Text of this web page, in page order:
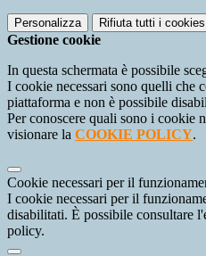
Personalizza Rifiuta tutti i cookies
Gestione cookie
In questa schermata è possibile
I cookie necessari sono quelli che
piattaforma e non è possibile
Per conoscere quali sono i cookie
visionare la COOKIE POLICY.
Cookie necessari per il
I cookie necessari per il
disabilitati. È possibile consultare
policy.